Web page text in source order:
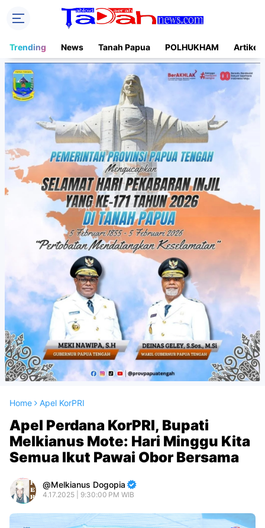
Trending News Tanah Papua POLHUKHAM Artikel
Home Apel KorPRI
Apel Perdana KorPRI, Bupati
Melkianus Mote: Hari Minggu Kita
Semua Ikut Pawai Obor Bersama
Melkianus Dogopia
4.17.2025 | 9:30:00 PM WIB